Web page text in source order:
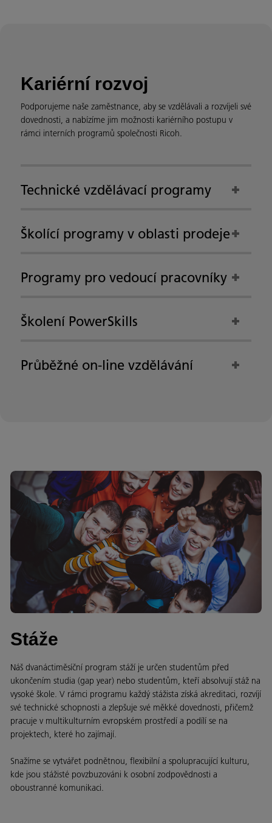
Kariérní rozvoj
Podporujeme naše zaměstnance, aby se vzdělávali a rozvíjeli své
dovednosti, a nabízíme jim možnosti kariérního postupu v
rámci interních programů společnosti Ricoh.
Technické vzdělávací programy
Školící programy v oblasti prodeje
Programy pro vedoucí pracovníky
Školení PowerSkills
Průběžné on-line vzdělávání
Stáže
Náš dvanáctiměsíční program stáží je určen studentům před
ukončením studia (gap year) nebo studentům, kteří absolvují stáž na
vysoké škole. V rámci programu každý stážista získá akreditaci, rozvíjí
své technické schopnosti a zlepšuje své měkké dovednosti, přičemž
pracuje v multikulturním evropském prostředí a podílí se na
projektech, které ho zajímají.
Snažíme se vytvářet podnětnou, flexibilní a spolupracující kulturu,
kde jsou stážisté povzbuzováni k osobní zodpovědnosti a
oboustranné komunikaci.